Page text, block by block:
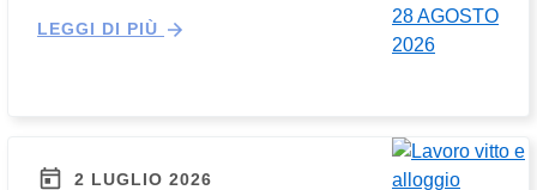
LEGGI DI PIÙ
2 LUGLIO 2026